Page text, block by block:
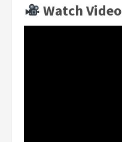
Watch Video